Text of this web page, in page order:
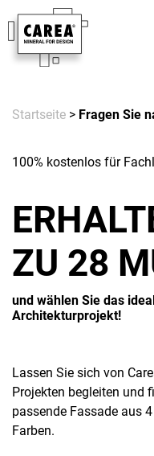
Startseite > Fragen Sie
100% kostenlos für
ZU 28
und wählen Sie das
Architekturprojekt!
Lassen Sie sich von
Projekten begleiten und
passende Fassade aus
Farben.